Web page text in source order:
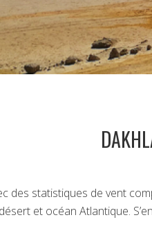
des statistiques de vent
désert et océan Atlantique.